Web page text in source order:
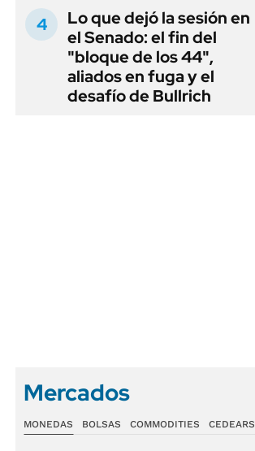
Lo que dejó la sesión en
el Senado: el fin del
"bloque de los 44",
aliados en fuga y el
desafío de Bullrich
Mercados
MONEDAS BOLSAS COMMODITIES CEDEARS